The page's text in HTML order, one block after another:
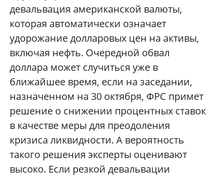
девальвация американской валюты,
которая автоматически означает
удорожание долларовых цен на активы,
включая нефть. Очередной обвал
доллара может случиться уже в
ближайшее время, если на заседании,
назначенном на 30 октября, ФРС примет
решение о снижении процентных ставок
в качестве меры для преодоления
кризиса ликвидности. А вероятность
такого решения эксперты оценивают
высоко. Если резкой девальвации